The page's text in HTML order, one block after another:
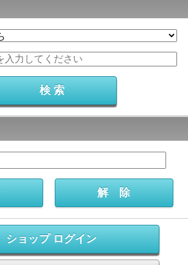
ショップ ログイン